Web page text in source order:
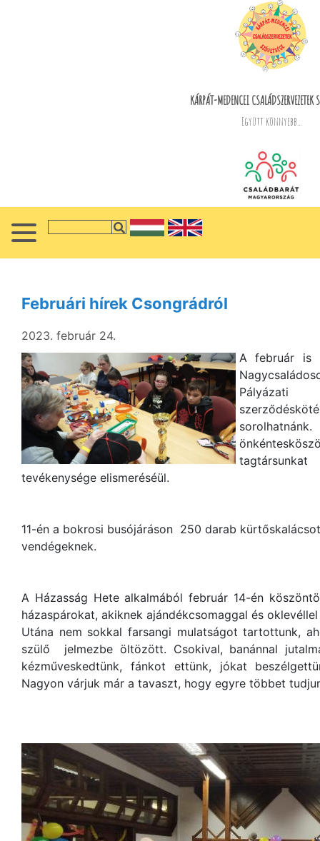
KÁRPÁT-MEDENCEI CSALÁDSZERVEZETEK
Együtt könnyebb...
Februári hírek Csongrádról
2023. február 24.
A február is
Pályázati
tevékenysége elismeréséül.
11-én a bokrosi busójáráson 250 darab
vendégeknek.
A Házasság Hete alkalmából február 14-én
házaspárokat, akiknek ajándékcsomaggal és
Utána nem sokkal farsangi mulatságot tartottunk,
szülő jelmezbe öltözött. Csokival, banánnal
kézműveskedtünk, fánkot ettünk, jókat
Nagyon várjuk már a tavaszt, hogy egyre többet